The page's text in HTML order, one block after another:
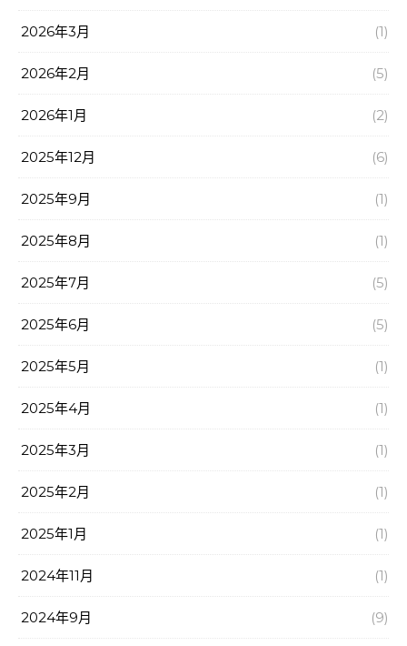
2026年3月 (1)
2026年2月 (5)
2026年1月 (2)
2025年12月 (6)
2025年9月 (1)
2025年8月 (1)
2025年7月 (5)
2025年6月 (5)
2025年5月 (1)
2025年4月 (1)
2025年3月 (1)
2025年2月 (1)
2025年1月 (1)
2024年11月 (1)
2024年9月 (9)